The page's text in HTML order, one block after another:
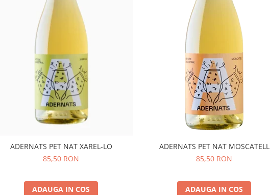
ADERNATS PET NAT XAREL-LO
85,50 RON
ADAUGA IN COS
ADERNATS PET NAT MOSCATELL
85,50 RON
ADAUGA IN COS